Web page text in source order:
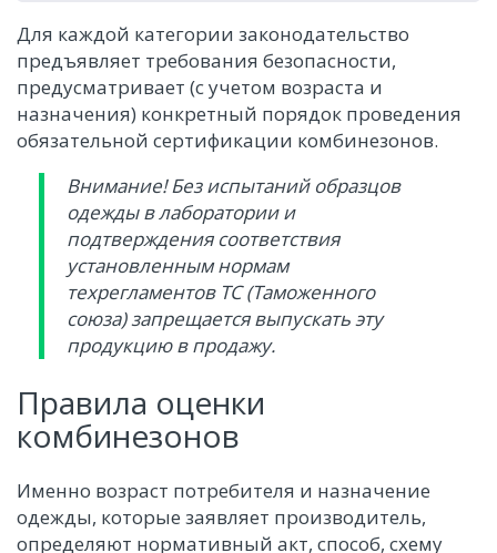
Для каждой категории законодательство
предъявляет требования безопасности,
предусматривает (с учетом возраста и
назначения) конкретный порядок проведения
обязательной сертификации комбинезонов.
Внимание! Без испытаний образцов
одежды в лаборатории и
подтверждения соответствия
установленным нормам
техрегламентов ТС (Таможенного
союза) запрещается выпускать эту
продукцию в продажу.
Правила оценки
комбинезонов
Именно возраст потребителя и назначение
одежды, которые заявляет производитель,
определяют нормативный акт, способ, схему